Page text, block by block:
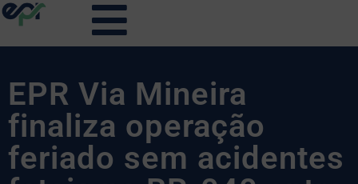
EPR Via Mineira
finaliza operação
feriado sem acidentes